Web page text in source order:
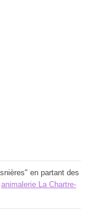
en partant des
animalerie La Chartre-